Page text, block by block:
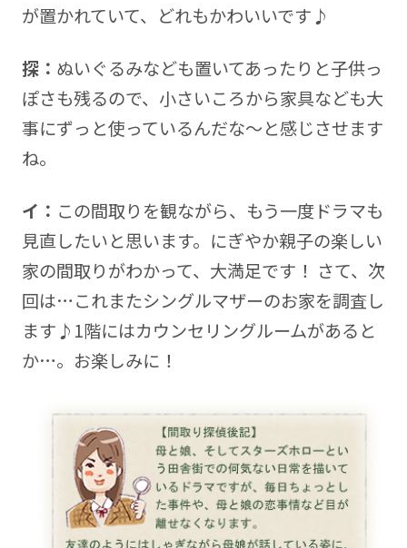
が置かれていて、どれもかわいいです♪
探： ぬいぐるみなども置いてあったりと子供っ
ぽさも残るので、小さいころから家具なども大
事にずっと使っているんだな～と感じさせます
ね。
イ： この間取りを観ながら、もう一度ドラマも
見直したいと思います。にぎやか親子の楽しい
家の間取りがわかって、大満足です！ さて、次
回は…これまたシングルマザーのお家を調査し
ます♪1階にはカウンセリングルームがあると
か…。お楽しみに！